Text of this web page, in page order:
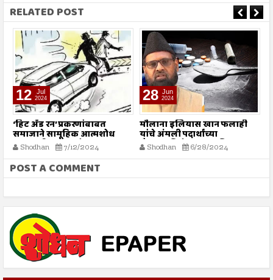
RELATED POST
12 Jul
2024
‘हिट अँड रन’ प्रकरणांबाबत
समाजाने सामूहिक आत्मशोध
करण्याची गरज - मौलाना
इलियास खान फलाही
Shodhan 7/12/2024
28 Jun
2024
मौलाना इलियास खान फलाही
यांचे अंमली पदार्थांच्या
गैरवापराविरोधात सामूहिक
कारवाईचे आवाहन
Shodhan 6/28/2024
POST A COMMENT